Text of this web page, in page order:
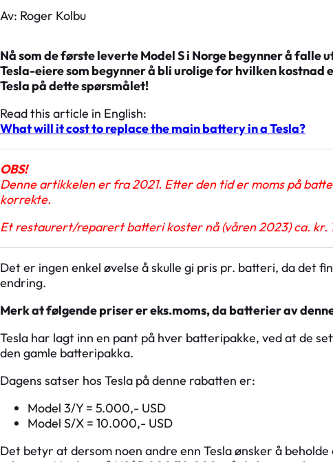
Av: Roger Kolbu
Nå som de første leverte Model S i Norge begynner å
Tesla-eiere som begynner å bli urolige for hvilken
Tesla på dette spørsmålet!
Read this article in English:
What will it cost to replace the main battery in a Tesla?
OBS!
Denne artikkelen er fra 2021. Etter den tid er moms på
korrekte.
Et restaurert/reparert batteri koster nå (våren 2023) ca.
Det er ingen enkel øvelse å skulle gi pris pr. batteri, da det
endring.
Merk at følgende priser er eks.moms, da batterier av
Tesla har lagt inn en pant på hver batteripakke, ved at de
den gamle batteripakka.
Dagens satser hos Tesla på denne rabatten er:
Model 3/Y = 5.000,- USD
Model S/X = 10.000,- USD
Det betyr at dersom noen andre enn Tesla ønsker å